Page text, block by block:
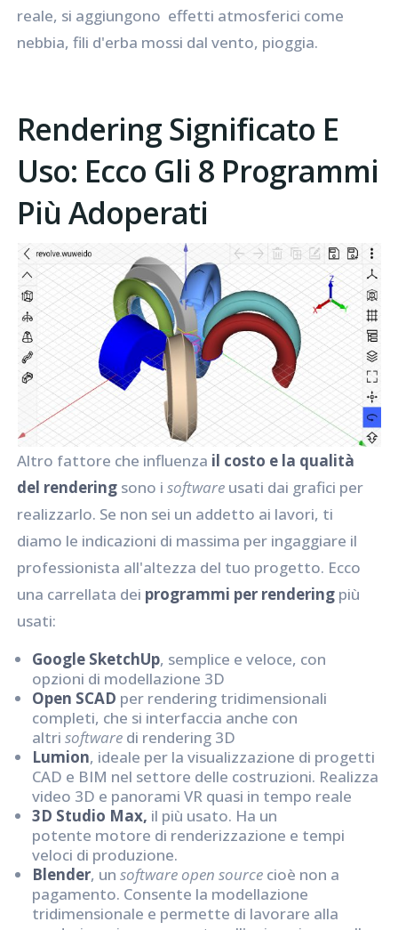
reale, si aggiungono effetti atmosferici come
nebbia, fili d'erba mossi dal vento, pioggia.
Rendering Significato E
Uso: Ecco Gli 8 Programmi
Più Adoperati
Altro fattore che influenza il costo e la qualità
del rendering sono isoftware usati dai grafici per
realizzarlo. Se non sei un addetto ai lavori, ti
diamo le indicazioni di massima per ingaggiare il
professionista all'altezza del tuo progetto. Ecco
una carrellata dei programmi per rendering più
usati:
Google SketchUp, semplice e veloce, con
opzioni di modellazione 3D
Open SCAD per rendering tridimensionali
completi, che si interfaccia anche con
altrisoftware di rendering 3D
Lumion, ideale per la visualizzazione di progetti
CAD e BIM nel settore delle costruzioni. Realizza
video 3D e panorami VR quasi in tempo reale
3D Studio Max, il più usato. Ha un
potente motore di renderizzazione e tempi
veloci di produzione.
Blender, unsoftware open source cioè non a
pagamento. Consente la modellazione
tridimensionale e permette di lavorare alla